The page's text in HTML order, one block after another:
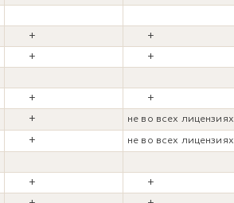
+
+
+
+
+
+
+ не во всех лицензиях
+ не во всех лицензиях
+
+